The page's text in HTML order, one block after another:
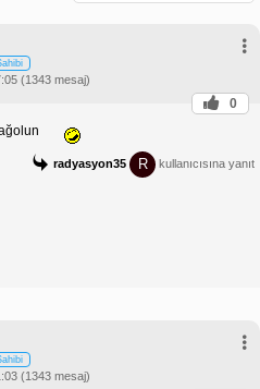
(1343 mesaj)
0
radyasyon35 R kullanıcısına yanıt
(1343 mesaj)